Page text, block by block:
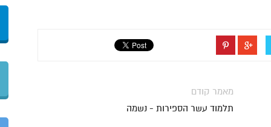
מאמר קודם
תלמוד עשר הספירות - נשמה